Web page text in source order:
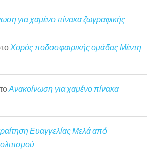
για χαμένο πίνακα ζωγραφικής
Χορός ποδοσφαιρικής ομάδας Μέντη
Ανακοίνωση για χαμένο πίνακα
Ευαγγελίας Μελά από